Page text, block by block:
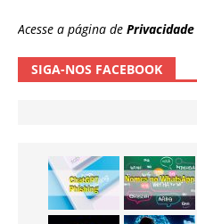
Acesse a página de Privacidade
SIGA-NOS FACEBOOK